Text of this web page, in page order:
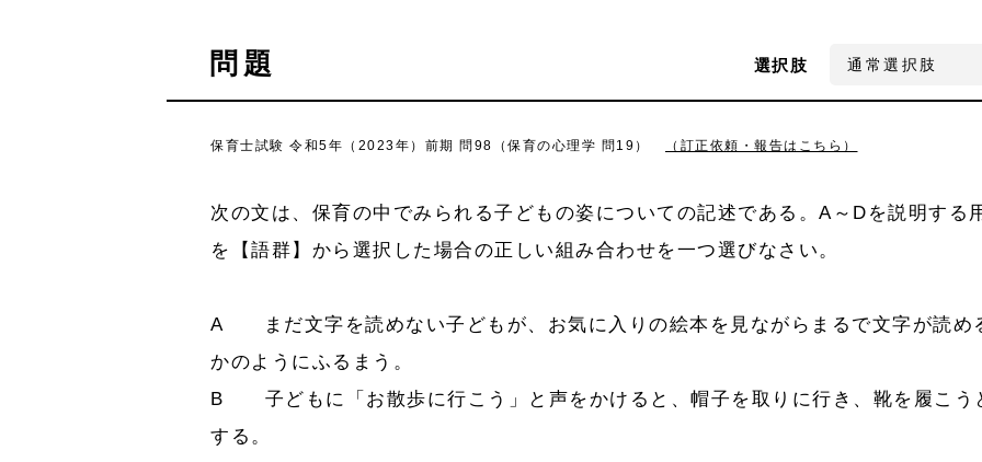
問題 選択肢
保育士試験 令和5年（2023年）前期 問98（保育の心理学 問19） （訂正依頼・報告はこちら）
次の文は、保育の中でみられる子どもの姿についての記述である。A～Dを説明する
を【語群】から選択した場合の正しい組み合わせを一つ選びなさい。
A まだ文字を読めない子どもが、お気に入りの絵本を見ながらまるで文字が読め
かのようにふるまう。
B 子どもに「お散歩に行こう」と声をかけると、帽子を取りに行き、靴を履こう
する。